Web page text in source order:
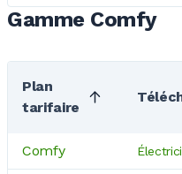
Gamme Comfy
Plan
tarifaire
Comfy